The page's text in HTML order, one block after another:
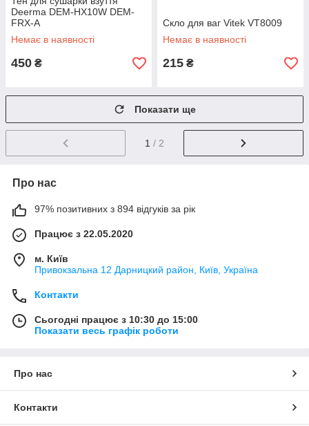
Deerma DEM-HX10W DEM-
FRX-A
Немає в наявності
450 ₴
Скло для ваг Vitek VT8009
Немає в наявності
215 ₴
Показати ще
1 / 2
Про нас
97% позитивних з 894 відгуків за рік
Працює з 22.05.2020
м. Київ
Привокзальна 12 Дарницкий район, Київ, Україна
Контакти
Сьогодні працює з 10:30 до 15:00
Показати весь графік роботи
Про нас
Контакти